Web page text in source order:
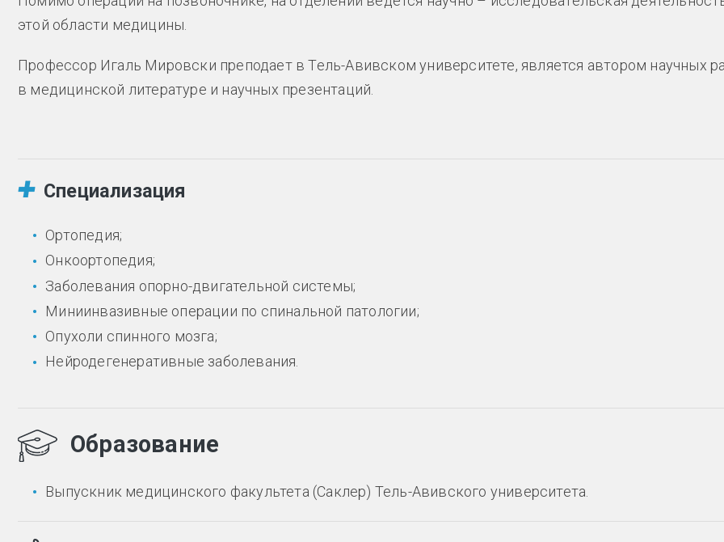
этой области медицины.
Профессор Игаль Мировски преподает в Тель-Авивском университете, является автором научных
в медицинской литературе и научных презентаций.
Специализация
Ортопедия;
Онкоортопедия;
Заболевания опорно-двигательной системы;
Миниинвазивные операции по спинальной патологии;
Опухоли спинного мозга;
Нейродегенеративные заболевания.
Образование
Выпускник медицинского факультета (Саклер) Тель-Авивского университета.